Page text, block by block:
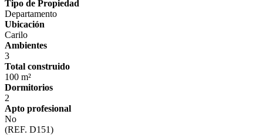
Tipo de Propiedad
Departamento
Ubicación
Carilo
Ambientes
3
Total construido
100 m²
Dormitorios
2
Apto profesional
No
(REF. D151)